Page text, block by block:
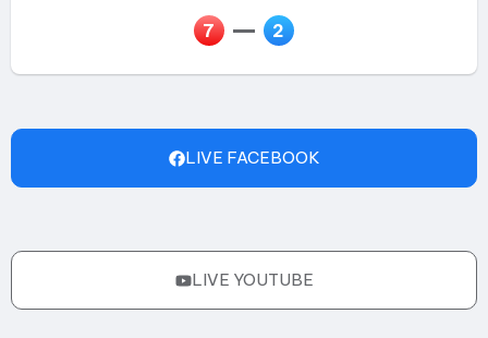
7 2
LIVE FACEBOOK
LIVE YOUTUBE